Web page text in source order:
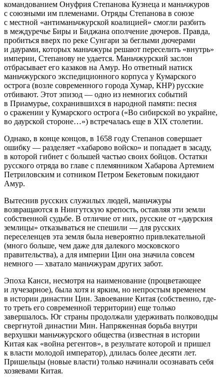
командованием Онуфрия Степанова Кузнеца и маньчжуров
с союзными им племенами. Отряды Степанова в союзе
с местной «антиманьчжурской коалицией» смогли разбить
в междуречье Биры и Биджана ополчение дючеров. Правда,
пробиться вверх по реке Сунгари за беглыми дючерами
и даурами, которых маньчжуры решают переселить «внутрь»
империи, Степанову не удается. Маньчжурский заслон
отбрасывает его казаков на Амур. Но ответный натиск
маньчжурского экспедиционного корпуса у Кумарского
острога (возле современного города Хумар, КНР) русские
отбивают. Этот эпизод — одно из немногих событий
в Приамурье, сохранившихся в народной памяти: песня
о сражении у Кумарского острога («Во сибирской во украйне,
во даурской стороне…») встречалась еще в XIX столетии.
Однако, в конце концов, в 1658 году Степанов совершает
ошибку — разделяет «хабарово войско» и попадает в засаду,
в которой гибнет с большей частью своих бойцов. Остатки
русского отряда во главе с племянником Хабарова Артемием
Петриловским и сотником Петром Бекетовым покидают
Амур.
Вытеснив русских служилых людей, маньчжуры
возвращаются в Нингутскую крепость, оставляя эти земли
собственной судьбе. В отличие от них, русские от «даурския
землицы» отказываться не спешили — для русских
переселенцев эта земля была невероятно привлекательной
(много больше, чем даже для далекого московского
правительства), а для империи Цин она значила совсем
немного — хватало маньчжурам других забот.
Эпоха Канси, несмотря на наименование (процветающее
и лучезарное), была хотя и ярким, но непростым временем
в истории династии Цин. Завоевание Китая (собственно, где-
то треть его современной территории) еще только
завершалось. Юг страны продолжали удерживать полководцы
свергнутой династии Мин. Напряженная борьба внутри
верхушки маньчжурского общества (известная в истории
Китая как «война регентов», в результате которой и пришел
к власти молодой император), длилась более десяти лет.
Пришельцы (новые власти) только начинали осознавать себя
хозяевами Китая.